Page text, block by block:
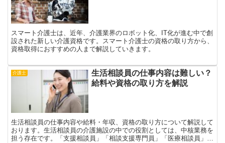
スマート介護士は、近年、介護業界のロボット化、IT化が進む中で創
設された新しい介護資格です。スマート介護士の資格の取り方から、
資格取得におすすめの人まで解説していきます。
介護士
生活相談員の仕事内容は難しい？
給料や資格の取り方を解説
生活相談員の仕事内容や給料・年収、資格の取り方について解説して
おります。生活相談員の介護施設の中での役割としては、中核業務を
担う存在です。「支援相談員」「相談支援専門員」「医療相談員」の